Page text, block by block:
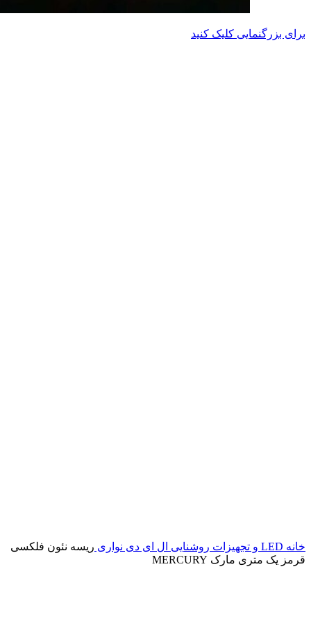
برای بزرگنمایی کلیک کنید
خانه LED و تجهیزات روشنایی ال ای دی نواری ریسه نئون فلکسی
قرمز یک متری مارک MERCURY